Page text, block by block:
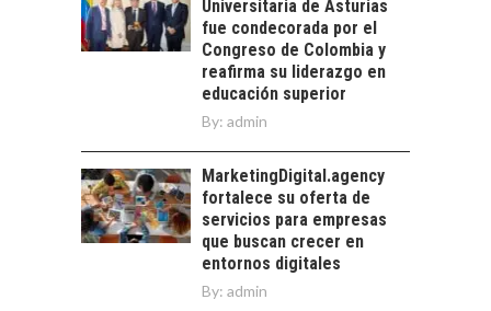
crédito…
DIGITALES
EXPORTADOS DESDE
CHILE
El auge de las
exportaciones de
TURISMO EN EL
DESIERTO DE
ATACAMA:
OPORTUNIDADES
PARA EL
DESARROLLO LOCAL
El Desierto de
Universitaria de Asturias
fue condecorada por el
Congreso de Colombia y
reafirma su liderazgo en
educación superior
By: admin
MarketingDigital.agency
fortalece su oferta de
servicios para empresas
que buscan crecer en
entornos digitales
By: admin